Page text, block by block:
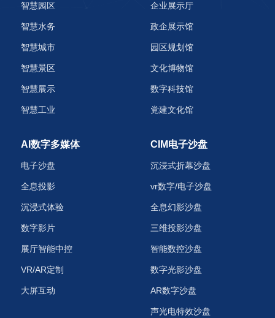
智慧园区
智慧水务
智慧城市
智慧景区
智慧展示
智慧工业
企业展示厅
政企展示馆
园区规划馆
文化博物馆
数字科技馆
党建文化馆
AI数字多媒体
电子沙盘
全息投影
沉浸式体验
数字影片
展厅智能中控
VR/AR定制
大屏互动
CIM电子沙盘
沉浸式折幕沙盘
vr数字/电子沙盘
全息幻影沙盘
三维投影沙盘
智能数控沙盘
数字光影沙盘
AR数字沙盘
声光电特效沙盘‌